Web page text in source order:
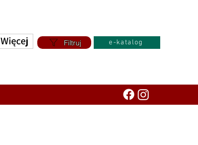
Więcej Filtruj e-katalog